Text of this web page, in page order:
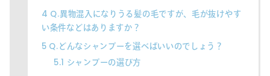
4 Q.異物混入になりうる髪の毛ですが、毛が抜けやす
い条件などはありますか？
5 Q.どんなシャンプーを選べばいいのでしょう？
5.1 シャンプーの選び方